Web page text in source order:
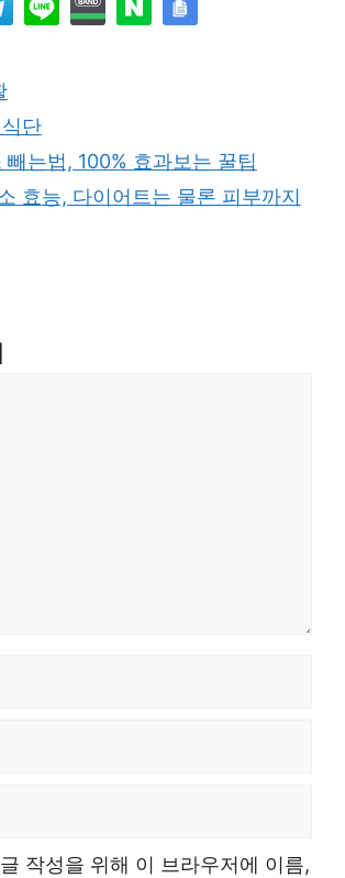
단
빼는법, 100% 효과보는 꿀팁
효능, 다이어트는 물론 피부까지
작성을 위해 이 브라우저에 이름,